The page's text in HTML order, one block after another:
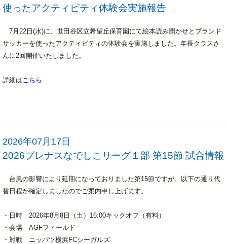
使ったアクティビティ体験会実施報告
7月22日(水)に、世田谷区立希望丘保育園にて絵本読み聞かせとブランド
サッカーを使ったアクティビティの体験会を実施しました。年長クラスさ
んに2回開催いたしました。
詳細は こちら
2026年07月17日
2026プレナスなでしこリーグ１部 第15節 試合情報
台風の影響により延期になっておりました第15節ですが、以下の通り代
替日程が確定しましたのでご案内申し上げます。
・日時 2026年8月8日（土）16:00キックオフ（有料）
・会場 AGFフィールド
・対戦 ニッパツ横浜FCシーガルズ